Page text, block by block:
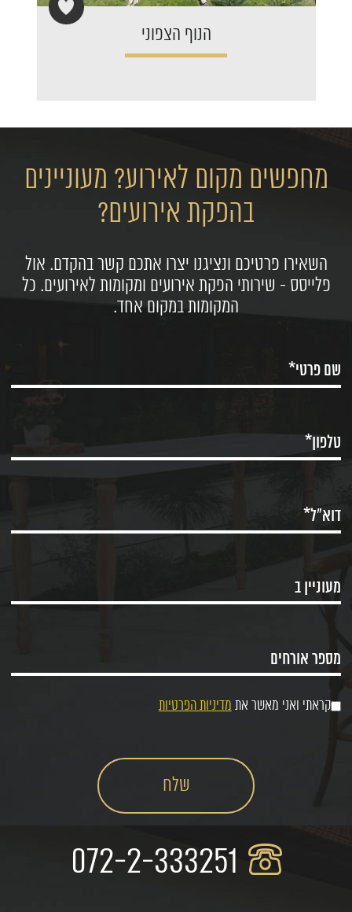
הנוף הצפוני
מחפשים מקום לאירוע? מעוניינים
בהפקת אירועים?
השאירו פרטיכם ונציגנו יצרו אתכם קשר בהקדם. אול
פלייסס - שירותי הפקת אירועים ומקומות לאירועים. כל
המקומות במקום אחד.
קראתי ואני מאשר את מדיניות הפרטיות